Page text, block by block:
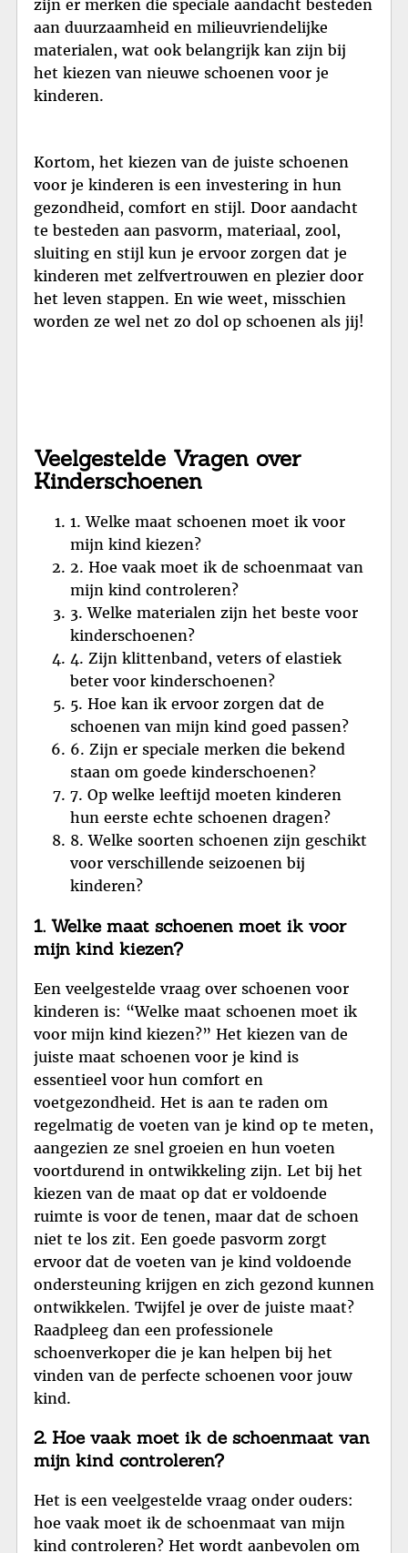
zijn er merken die speciale aandacht besteden
aan duurzaamheid en milieuvriendelijke
materialen, wat ook belangrijk kan zijn bij
het kiezen van nieuwe schoenen voor je
kinderen.
Kortom, het kiezen van de juiste schoenen
voor je kinderen is een investering in hun
gezondheid, comfort en stijl. Door aandacht
te besteden aan pasvorm, materiaal, zool,
sluiting en stijl kun je ervoor zorgen dat je
kinderen met zelfvertrouwen en plezier door
het leven stappen. En wie weet, misschien
worden ze wel net zo dol op schoenen als jij!
Veelgestelde Vragen over
Kinderschoenen
1. Welke maat schoenen moet ik voor
mijn kind kiezen?
2. Hoe vaak moet ik de schoenmaat van
mijn kind controleren?
3. Welke materialen zijn het beste voor
kinderschoenen?
4. Zijn klittenband, veters of elastiek
beter voor kinderschoenen?
5. Hoe kan ik ervoor zorgen dat de
schoenen van mijn kind goed passen?
6. Zijn er speciale merken die bekend
staan om goede kinderschoenen?
7. Op welke leeftijd moeten kinderen
hun eerste echte schoenen dragen?
8. Welke soorten schoenen zijn geschikt
voor verschillende seizoenen bij
kinderen?
1. Welke maat schoenen moet ik voor
mijn kind kiezen?
Een veelgestelde vraag over schoenen voor
kinderen is: “Welke maat schoenen moet ik
voor mijn kind kiezen?” Het kiezen van de
juiste maat schoenen voor je kind is
essentieel voor hun comfort en
voetgezondheid. Het is aan te raden om
regelmatig de voeten van je kind op te meten,
aangezien ze snel groeien en hun voeten
voortdurend in ontwikkeling zijn. Let bij het
kiezen van de maat op dat er voldoende
ruimte is voor de tenen, maar dat de schoen
niet te los zit. Een goede pasvorm zorgt
ervoor dat de voeten van je kind voldoende
ondersteuning krijgen en zich gezond kunnen
ontwikkelen. Twijfel je over de juiste maat?
Raadpleeg dan een professionele
schoenverkoper die je kan helpen bij het
vinden van de perfecte schoenen voor jouw
kind.
2. Hoe vaak moet ik de schoenmaat van
mijn kind controleren?
Het is een veelgestelde vraag onder ouders:
hoe vaak moet ik de schoenmaat van mijn
kind controleren? Het wordt aanbevolen om